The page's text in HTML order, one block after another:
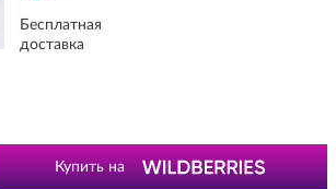
Бесплатная
доставка
Купить на